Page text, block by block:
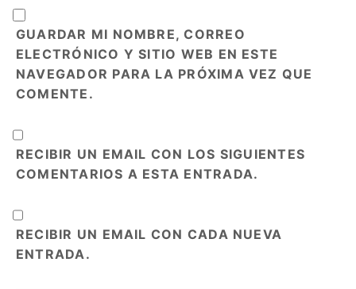
GUARDAR MI NOMBRE, CORREO
ELECTRÓNICO Y SITIO WEB EN ESTE
NAVEGADOR PARA LA PRÓXIMA VEZ QUE
COMENTE.
RECIBIR UN EMAIL CON LOS SIGUIENTES
COMENTARIOS A ESTA ENTRADA.
RECIBIR UN EMAIL CON CADA NUEVA
ENTRADA.